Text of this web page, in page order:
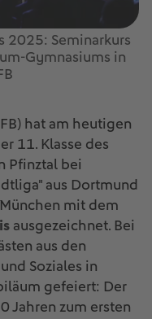
2025: Seminarkurs
Gymnasiums in
hat am heutigen
11. Klasse des
Pfinztal bei
aus Dortmund
mit dem
ausgezeichnet. Bei
aus den
Soziales in
gefeiert: Der
Jahren zum ersten